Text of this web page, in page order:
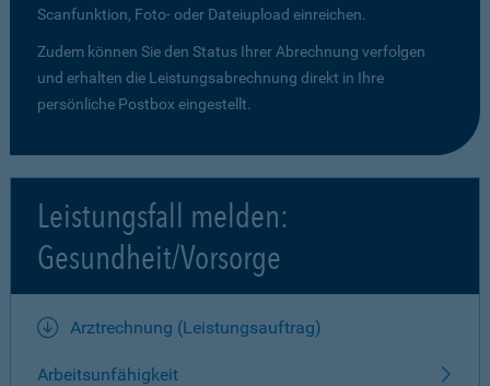
Scanfunktion, Foto- oder Dateiupload einreichen.
Zudem können Sie den Status Ihrer Abrechnung verfolgen
und erhalten die Leistungsabrechnung direkt in Ihre
persönliche Postbox eingestellt.
Leistungsfall melden:
Gesundheit/Vorsorge
Arztrechnung (Leistungsauftrag)
Arbeitsunfähigkeit